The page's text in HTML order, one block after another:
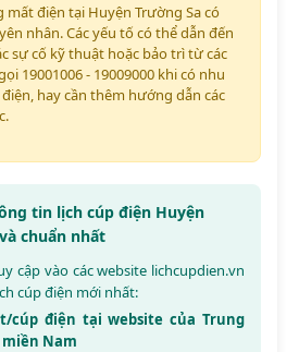
mất điện tại Huyện Trường Sa có
nhân. Các yếu tố có thể dẫn đến
sự cố kỹ thuật hoặc bảo trì từ các
19001006 - 19009000 khi có nhu
hay cần thêm hướng dẫn các
tin lịch cúp điện Huyện
chuẩn nhất
cập vào các website lichcupdien.vn
cúp điện mới nhất:
cúp điện tại website của Trung
Nam